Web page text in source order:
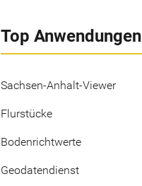
Top Anwendungen
Sachsen-Anhalt-Viewer
Flurstücke
Bodenrichtwerte
Geodatendienst